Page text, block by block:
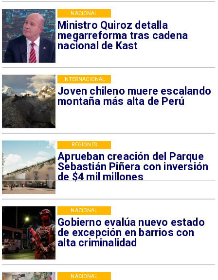
Ministro Quiroz detalla
megarreforma tras cadena
nacional de Kast
NACIONAL
Joven chileno muere escalando
montaña más alta de Perú
INTERNACIONAL
Aprueban creación del Parque
Sebastián Piñera con inversión
de $4 mil millones
REGIONES
Gobierno evalúa nuevo estado
de excepción en barrios con
alta criminalidad
NACIONAL
NACIONAL